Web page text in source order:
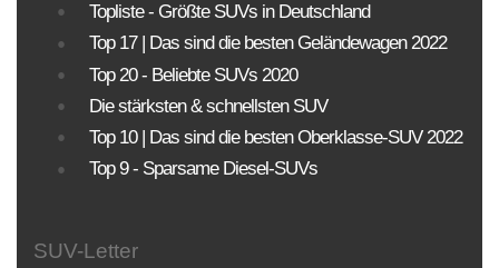
Topliste - Größte SUVs in Deutschland
Top 17 | Das sind die besten Geländewagen 2022
Top 20 - Beliebte SUVs 2020
Die stärksten & schnellsten SUV
Top 10 | Das sind die besten Oberklasse-SUV 2022
Top 9 - Sparsame Diesel-SUVs
SUV-Letter